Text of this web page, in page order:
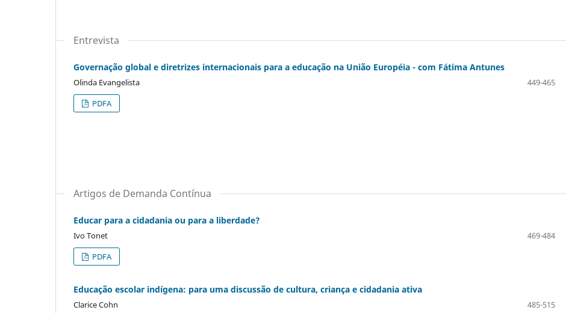
Entrevista
Governação global e diretrizes internacionais para a educação na União Européia - com Fátima Antunes
Olinda Evangelista
449-465
PDFA
Artigos de Demanda Contínua
Educar para a cidadania ou para a liberdade?
Ivo Tonet
469-484
PDFA
Educação escolar indígena: para uma discussão de cultura, criança e cidadania ativa
Clarice Cohn
485-515